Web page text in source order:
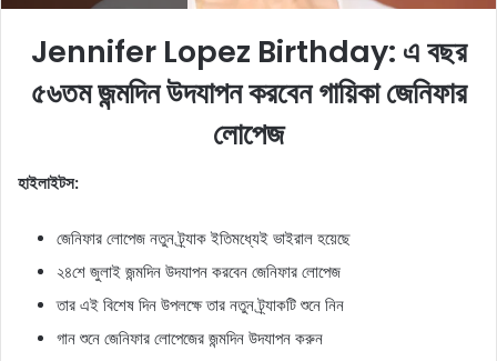
Jennifer Lopez Birthday: এ বছর
৫৬তম জন্মদিন উদযাপন করবেন গায়িকা জেনিফার
লোপেজ
হাইলাইটস:
জেনিফার লোপেজ নতুন ট্র্যাক ইতিমধ্যেই ভাইরাল হয়েছে
২৪শে জুলাই জন্মদিন উদযাপন করবেন জেনিফার লোপেজ
তার এই বিশেষ দিন উপলক্ষে তার নতুন ট্র্যাকটি শুনে নিন
গান শুনে জেনিফার লোপেজের জন্মদিন উদযাপন করুন